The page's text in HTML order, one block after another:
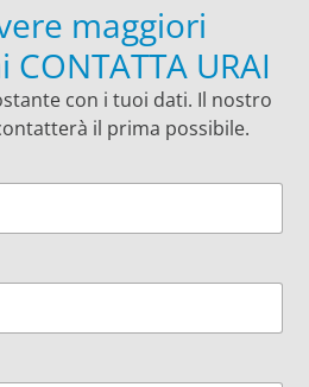
maggiori
URAI
con i tuoi dati. Il nostro
il prima possibile.